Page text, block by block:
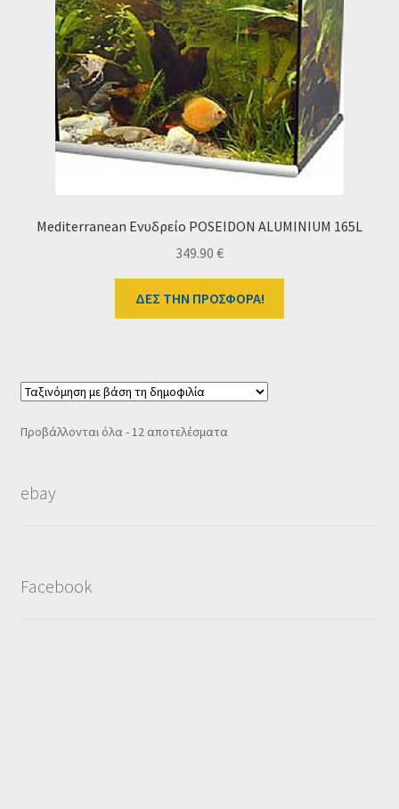
Mediterranean Ενυδρείο POSEIDON ALUMINIUM 165L
349.90 €
ΔΕΣ ΤΗΝ ΠΡΟΣΦΟΡΑ!
Προβάλλονται όλα - 12 αποτελέσματαSorted
ebay
Facebook